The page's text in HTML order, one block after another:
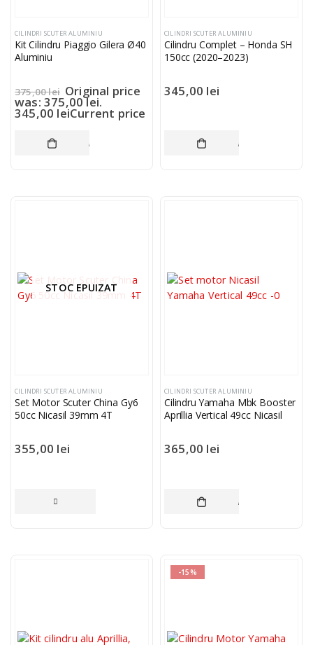
CILINDRI SCUTER ALUMINIU
Kit Cilindru Piaggio Gilera Ø40
Aluminiu
375,00lei Original price
was: 375,00 lei.
345,00 leiCurrent price
is: 345,00 lei.
ADAUGĂ ÎN COȘ
CILINDRI SCUTER ALUMINIU
Cilindru Complet – Honda SH
150cc (2020–2023)
345,00 lei
ADAUGĂ ÎN COȘ
STOC EPUIZAT
CILINDRI SCUTER ALUMINIU
Set Motor Scuter China Gy6
50cc Nicasil 39mm 4T
355,00 lei
CILINDRI SCUTER ALUMINIU
Cilindru Yamaha Mbk Booster
Aprillia Vertical 49cc Nicasil
365,00 lei
ADAUGĂ ÎN COȘ
-15%